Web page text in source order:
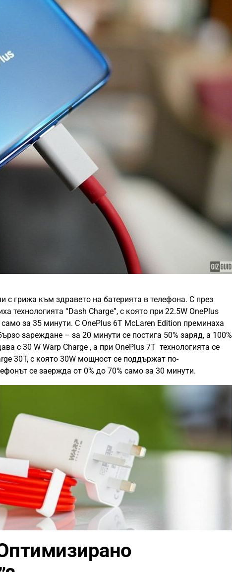
с грижа към здравето на батерията в телефона. С през
технологията “Dash Charge”, с която при 22.5W OnePlus
за 35 минути. С OnePlus 6T McLaren Edition преминаха
зареждане – за 20 минути се постига 50% заряд, а 100%
с 30 W Warp Charge , а при OnePlus 7T технологията се
30T, с която 30W мощност се поддържат по-
се заержда от 0% до 70% само за 30 минути.